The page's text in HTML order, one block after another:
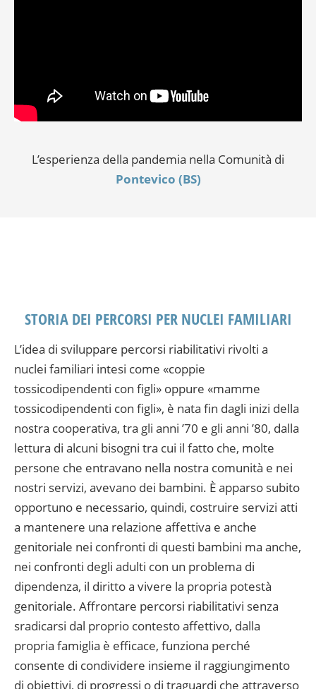
L’esperienza della pandemia nella Comunità di
Pontevico (BS)
STORIA DEI PERCORSI PER NUCLEI FAMILIARI
L’idea di sviluppare percorsi riabilita­tivi rivolti a
nuclei familiari intesi come «coppie
tossicodipendenti con figli» oppure «mamme
tossicodipenden­ti con figli», è nata fin dagli inizi della
nostra cooperativa, tra gli anni ’70 e gli anni ’80, dalla
lettura di alcuni bisogni tra cui il fatto che, molte
persone che entravano nella nostra comunità e nei
nostri servizi, avevano dei bambini. È apparso subito
opportuno e necessa­rio, quindi, costruire servizi atti
a man­tenere una relazione affettiva e anche
genitoriale nei confronti di questi bambini ma anche,
nei confronti degli adulti con un problema di
dipenden­za, il diritto a vivere la propria potestà
genitoriale. Affrontare percorsi riabili­tativi senza
sradicarsi dal proprio con­testo affettivo, dalla
propria famiglia è efficace, funziona perché
consente di condividere insieme il raggiung­imento
di obiettivi, di progressi o di traguardi che attraverso